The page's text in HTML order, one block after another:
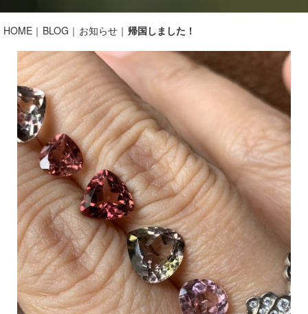
HOME BLOG お知らせ 帰国しました！